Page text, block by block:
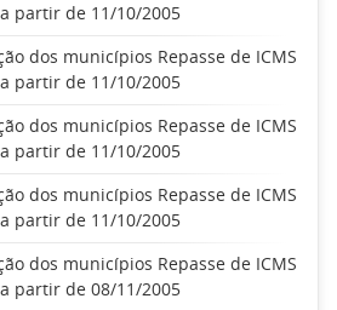
partir de 11/10/2005
dos municípios Repasse de ICMS
partir de 11/10/2005
dos municípios Repasse de ICMS
partir de 11/10/2005
dos municípios Repasse de ICMS
partir de 11/10/2005
dos municípios Repasse de ICMS
partir de 08/11/2005